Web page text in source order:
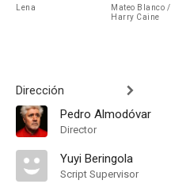
Lena
Mateo Blanco /
Harry Caine
Dirección
Pedro Almodóvar
Director
Yuyi Beringola
Script Supervisor